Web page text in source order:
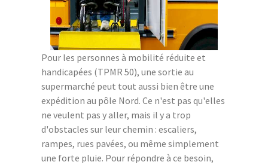
Pour les personnes à mobilité réduite et
handicapées (TPMR 50), une sortie au
supermarché peut tout aussi bien être une
expédition au pôle Nord. Ce n'est pas qu'elles
ne veulent pas y aller, mais il y a trop
d'obstacles sur leur chemin : escaliers,
rampes, rues pavées, ou même simplement
une forte pluie. Pour répondre à ce besoin,